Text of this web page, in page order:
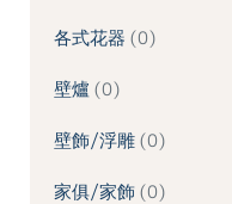
各式花器 0
壁爐 0
壁飾/浮雕 0
家俱/家飾 0